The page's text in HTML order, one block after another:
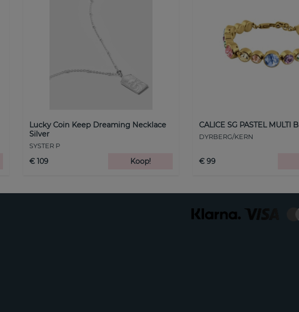
Lucky Coin Keep Dreaming Necklace
Silver
SYSTER P
€ 109 Koop!
CALICE SG PASTEL MULTI
DYRBERG/KERN
€ 99